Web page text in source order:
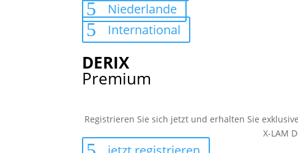
Niederlande
International
DERIX
Premium
Registrieren Sie sich jetzt und erhalten Sie
X-LAM